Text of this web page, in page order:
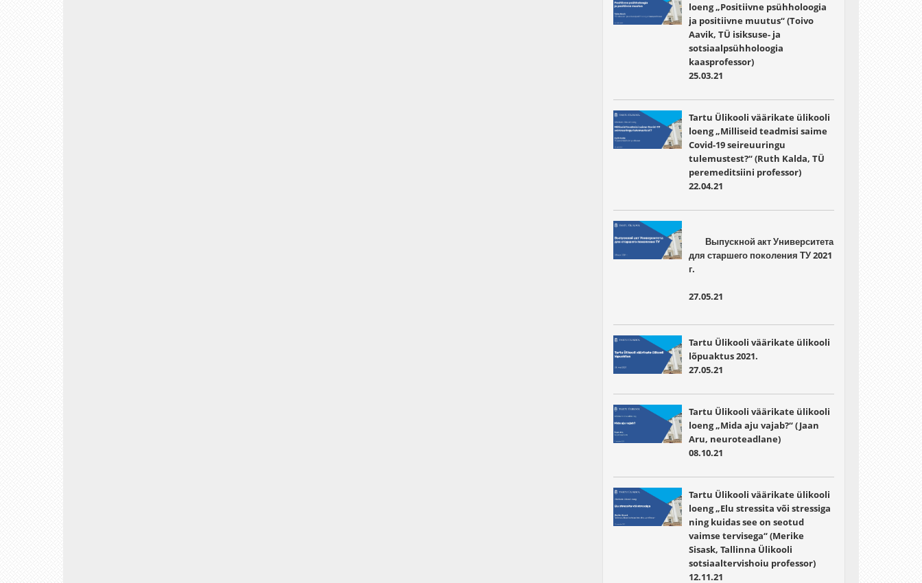
loeng „Positiivne psühholoogia
ja positiivne muutus“ (Toivo
Aavik, TÜ isiksuse- ja
sotsiaalpsühholoogia
kaasprofessor)
25.03.21
Tartu Ülikooli väärikate ülikooli
loeng „Milliseid teadmisi saime
Covid-19 seireuuringu
tulemustest?“ (Ruth Kalda, TÜ
peremeditsiini professor)
22.04.21
для старшего поколения ТУ 2021
27.05.21
Tartu Ülikooli väärikate ülikooli
lõpuaktus 2021.
27.05.21
Tartu Ülikooli väärikate ülikooli
loeng „Mida aju vajab?“ (Jaan
Aru, neuroteadlane)
08.10.21
Tartu Ülikooli väärikate ülikooli
loeng „Elu stressita või stressiga
ning kuidas see on seotud
vaimse tervisega“ (Merike
Sisask, Tallinna Ülikooli
sotsiaaltervishoiu professor)
12.11.21